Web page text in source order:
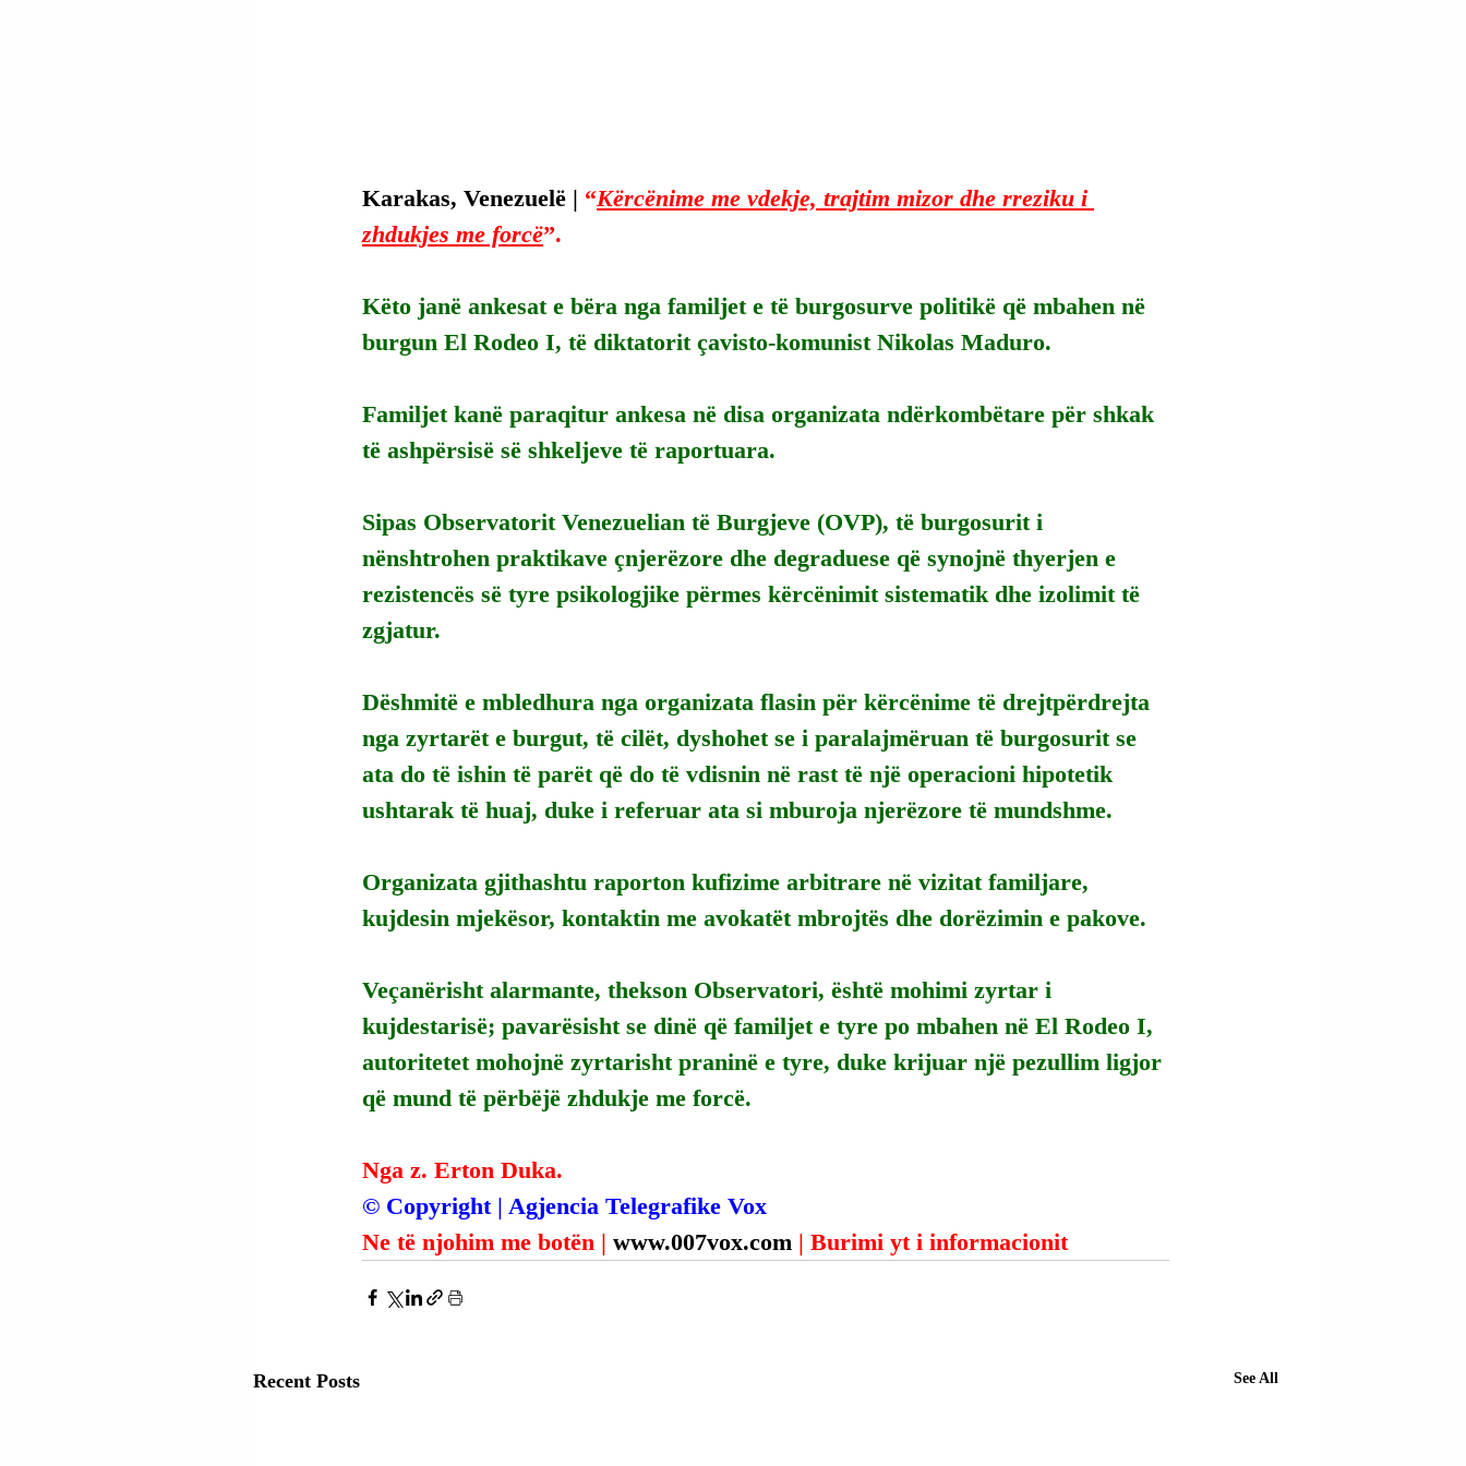
Karakas, Venezuelë | “Kërcënime me vdekje, trajtim mizor dhe rreziku i
zhdukjes me forcë”.
Këto janë ankesat e bëra nga familjet e të burgosurve politikë që mbahen në
burgun El Rodeo I, të diktatorit çavisto-komunist Nikolas Maduro.
Familjet kanë paraqitur ankesa në disa organizata ndërkombëtare për shkak
të ashpërsisë së shkeljeve të raportuara.
Sipas Observatorit Venezuelian të Burgjeve (OVP), të burgosurit i
nënshtrohen praktikave çnjerëzore dhe degraduese që synojnë thyerjen e
rezistencës së tyre psikologjike përmes kërcënimit sistematik dhe izolimit të
zgjatur.
Dëshmitë e mbledhura nga organizata flasin për kërcënime të drejtpërdrejta
nga zyrtarët e burgut, të cilët, dyshohet se i paralajmëruan të burgosurit se
ata do të ishin të parët që do të vdisnin në rast të një operacioni hipotetik
ushtarak të huaj, duke i referuar ata si mburoja njerëzore të mundshme.
Organizata gjithashtu raporton kufizime arbitrare në vizitat familjare,
kujdesin mjekësor, kontaktin me avokatët mbrojtës dhe dorëzimin e pakove.
Veçanërisht alarmante, thekson Observatori, është mohimi zyrtar i
kujdestarisë; pavarësisht se dinë që familjet e tyre po mbahen në El Rodeo I,
autoritetet mohojnë zyrtarisht praninë e tyre, duke krijuar një pezullim ligjor
që mund të përbëjë zhdukje me forcë.
Nga z. Erton Duka.
© Copyright | Agjencia Telegrafike Vox
Ne të njohim me botën | www.007vox.com | Burimi yt i informacionit
Recent Posts See All